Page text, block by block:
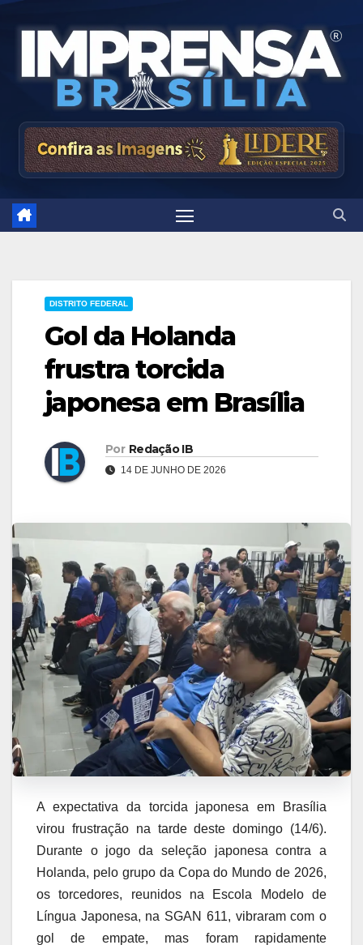
DISTRITO FEDERAL
Gol da Holanda
frustra torcida
japonesa em Brasília
Por Redação IB
14 DE JUNHO DE 2026
A expectativa da torcida japonesa em Brasília
virou frustração na tarde deste domingo (14/6).
Durante o jogo da seleção japonesa contra a
Holanda, pelo grupo da Copa do Mundo de 2026,
os torcedores, reunidos na Escola Modelo de
Língua Japonesa, na SGAN 611, vibraram com o
gol de empate, mas foram rapidamente